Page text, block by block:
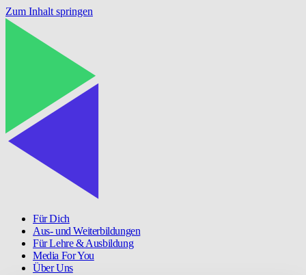
Zum Inhalt springen
Für Dich
Aus- und Weiterbildungen
Für Lehre & Ausbildung
Media For You
Über Uns